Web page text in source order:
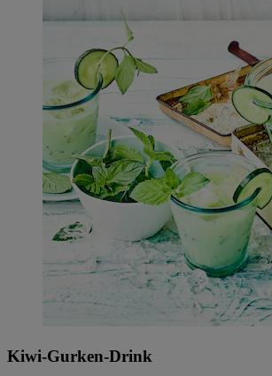
Kiwi-Gurken-Drink